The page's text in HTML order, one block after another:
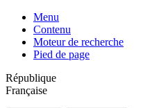
Menu
Contenu
Moteur de recherche
Pied de page
République
Française